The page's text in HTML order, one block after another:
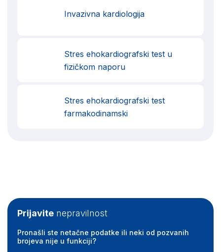
Invazivna kardiologija
Stres ehokardiografski test u
fizičkom naporu
Stres ehokardiografski test
farmakodinamski
Prijavite nepravilnost
Pronašli ste netačne podatke ili neki od pozvanih
brojeva nije u funkciji?